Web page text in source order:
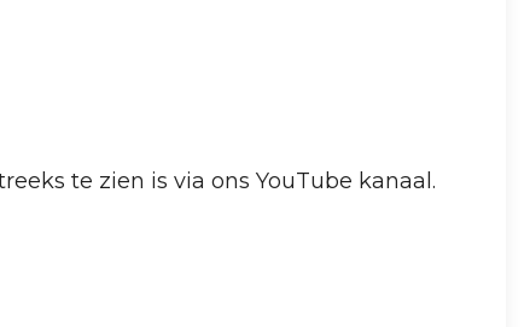
te zien is via ons YouTube kanaal.